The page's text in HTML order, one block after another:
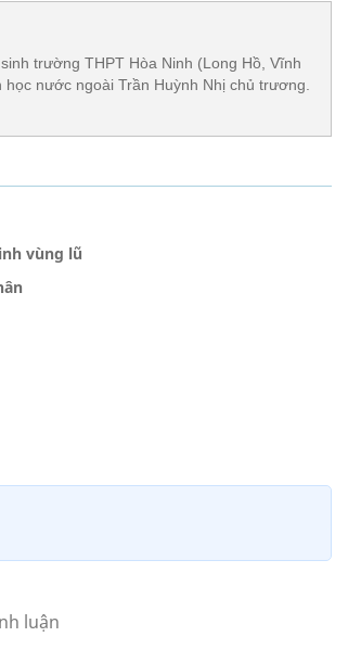
trường THPT Hòa Ninh (Long Hồ, Vĩnh
nước ngoài Trần Huỳnh Nhị chủ trương.
vùng lũ